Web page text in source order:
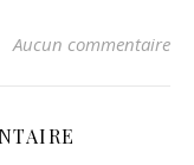
Aucun commentaire